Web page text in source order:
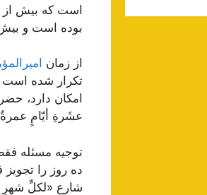
است که بیش از
بوده است و
از زمان
تکرار شده است
امکان دارد،
عشَرةِ أیّامٍ
توجیه مسئله
ده روز را
شارع «لکلِّ شهرٍ